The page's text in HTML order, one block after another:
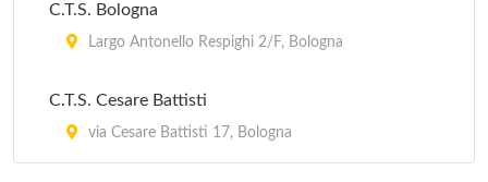
C.T.S. Bologna
Largo Antonello Respighi 2/F, Bologna
C.T.S. Cesare Battisti
via Cesare Battisti 17, Bologna